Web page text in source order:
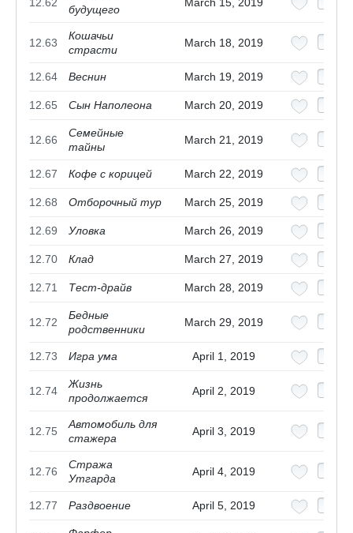
будущего
12.63
Кошачьи
страсти
March 18, 2019
12.64 Веснин March 19, 2019
12.65 Сын Наполеона March 20, 2019
12.66
Семейные
тайны
March 21, 2019
12.67 Кофе с корицей March 22, 2019
12.68 Отборочный тур March 25, 2019
12.69 Уловка March 26, 2019
12.70 Клад March 27, 2019
12.71 Тест-драйв March 28, 2019
12.72
Бедные
родственники
March 29, 2019
12.73 Игра ума April 1, 2019
12.74
Жизнь
продолжается
April 2, 2019
12.75
Автомобиль для
стажера
April 3, 2019
12.76
Стража
Утгарда
April 4, 2019
12.77 Раздвоение April 5, 2019